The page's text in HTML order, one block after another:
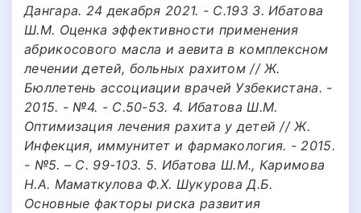
Дангара. 24 декабря 2021. - С.193 3. Ибатова
Ш.М. Оценка эффективности применения
абрикосового масла и аевита в комплексном
лечении детей, больных рахитом // Ж.
Бюллетень ассоциации врачей Узбекистана. -
2015. - №4. - С.50-53. 4. Ибатова Ш.М.
Оптимизация лечения рахита у детей // Ж.
Инфекция, иммунитет и фармакология. - 2015.
- №5. – С. 99-103. 5. Ибатова Ш.М., Каримова
Н.А. Маматкулова Ф.Х. Шукурова Д.Б.
Основные факторы риска развития